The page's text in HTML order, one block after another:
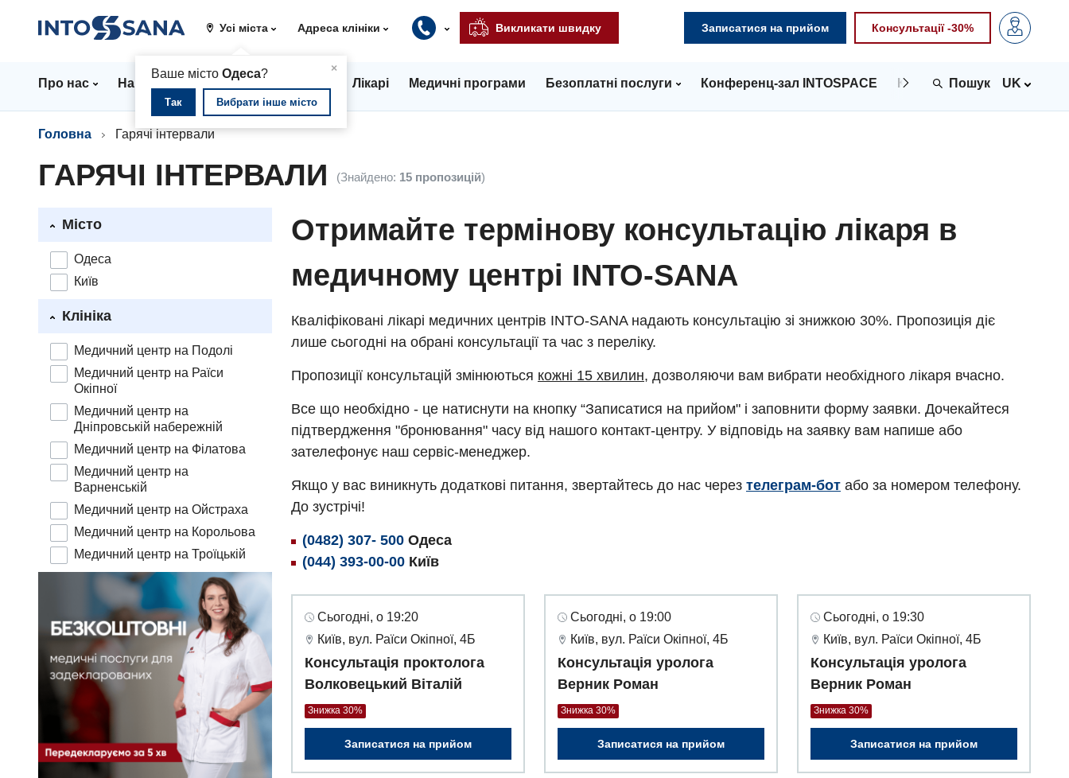
Усі міста
×
Ваше місто Одеса?
Так Вибрати інше місто
Адреса клініки Викликати швидку Записатися на прийом Консультації -30%
Про нас Напрямки Стаціонар Лікарі Медичні програми Безоплатні послуги Конференц-зал INTOSPACE Контакти UK
Головна Гарячі інтервали
ГАРЯЧІ ІНТЕРВАЛИ (Знайдено: 15 пропозицій)
Місто
Одеса
Київ
Клініка
Медичний центр на Подолі
Медичний центр на Раїси
Окіпної
Медичний центр на
Дніпровській набережній
Медичний центр на Філатова
Медичний центр на
Варненській
Медичний центр на Ойстраха
Медичний центр на Корольова
Медичний центр на Троїцькій
Отримайте термінову консультацію лікаря в
медичному центрі INTO-SANA
Кваліфіковані лікарі медичних центрів INTO-SANA надають консультацію зі знижкою 30%. Пропозиція діє
лише сьогодні на обрані консультації та час з переліку.
Пропозиції консультацій змінюються кожні 15 хвилин, дозволяючи вам вибрати необхідного лікаря вчасно.
Все що необхідно - це натиснути на кнопку “Записатися на прийом" і заповнити форму заявки. Дочекайтеся
підтвердження "бронювання" часу від нашого контакт-центру. У відповідь на заявку вам напише або
зателефонує наш сервіс-менеджер.
Якщо у вас виникнуть додаткові питання, звертайтесь до нас через телеграм-бот або за номером телефону.
До зустрічі!
(0482) 307- 500 Одеса
(044) 393-00-00 Київ
Сьогодні, о 19:20
Київ, вул. Раїси Окіпної, 4Б
Консультація проктолога
Волковецький Віталій
Знижка 30%
Записатися на прийом
Сьогодні, о 19:00
Київ, вул. Раїси Окіпної, 4Б
Консультація уролога
Верник Роман
Знижка 30%
Записатися на прийом
Сьогодні, о 19:30
Київ, вул. Раїси Окіпної, 4Б
Консультація уролога
Верник Роман
Знижка 30%
Записатися на прийом